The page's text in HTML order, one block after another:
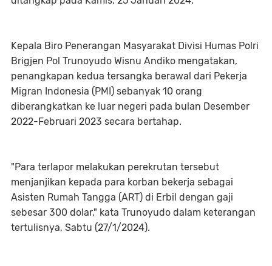
Kepala Biro Penerangan Masyarakat Divisi Humas Polri
Brigjen Pol Trunoyudo Wisnu Andiko mengatakan,
penangkapan kedua tersangka berawal dari Pekerja
Migran Indonesia (PMI) sebanyak 10 orang
diberangkatkan ke luar negeri pada bulan Desember
2022-Februari 2023 secara bertahap.
"Para terlapor melakukan perekrutan tersebut
menjanjikan kepada para korban bekerja sebagai
Asisten Rumah Tangga (ART) di Erbil dengan gaji
sebesar 300 dolar," kata Trunoyudo dalam keterangan
tertulisnya, Sabtu (27/1/2024).